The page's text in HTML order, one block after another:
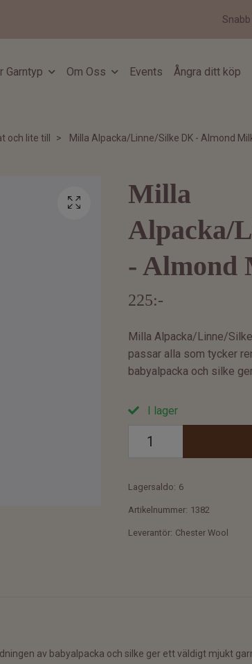
Garntyp Om Oss Events Ångra ditt köp
och lite till Milla Alpacka/Linne/Silke DK - Almond
Milla
Alpacka/
- Almond
225:-
Milla Alpacka/Linne/
passar alla som tycker
babyalpacka och silke
I lager
Lagersaldo: 6
Artikelnummer: 1382
Leverantör: Chester Wool
av babyalpacka och silke ger ett väldigt mjukt